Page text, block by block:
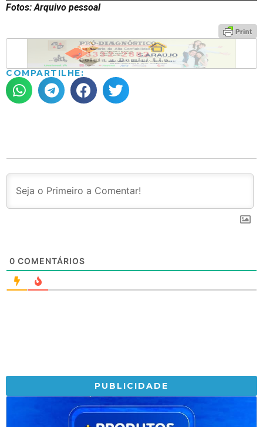
Fotos: Arquivo pessoal
COMPARTILHE:
0 COMENTÁRIOS
PUBLICIDADE